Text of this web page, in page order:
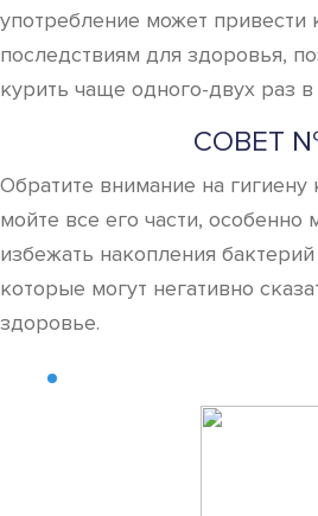
употребление может привести
последствиям для здоровья,
курить чаще одного-двух раз
СОВЕТ
Обратите внимание на гигиену
мойте все его части, особенно
избежать накопления
которые могут негативно
здоровье.